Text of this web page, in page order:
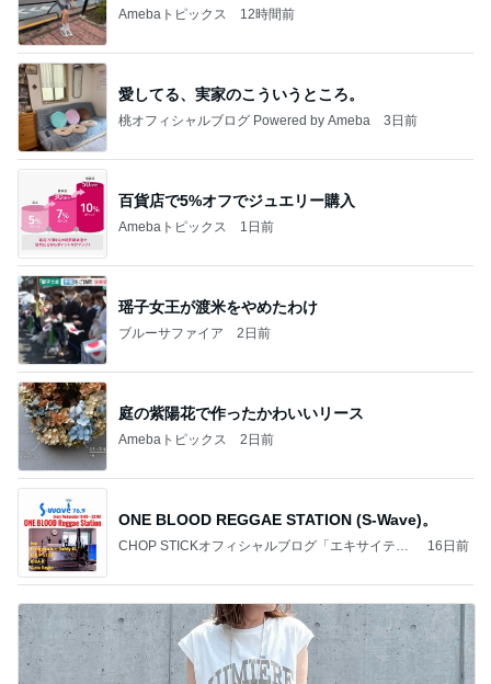
Amebaトピックス 12時間前
愛してる、実家のこういうところ。
桃オフィシャルブログ Powered by Ameba 3日前
百貨店で5%オフでジュエリー購入
Amebaトピックス 1日前
瑶子女王が渡米をやめたわけ
ブルーサファイア 2日前
庭の紫陽花で作ったかわいいリース
Amebaトピックス 2日前
ONE BLOOD REGGAE STATION (S-Wave)。
CHOP STICKオフィシャルブログ「エキサイティ
16日前